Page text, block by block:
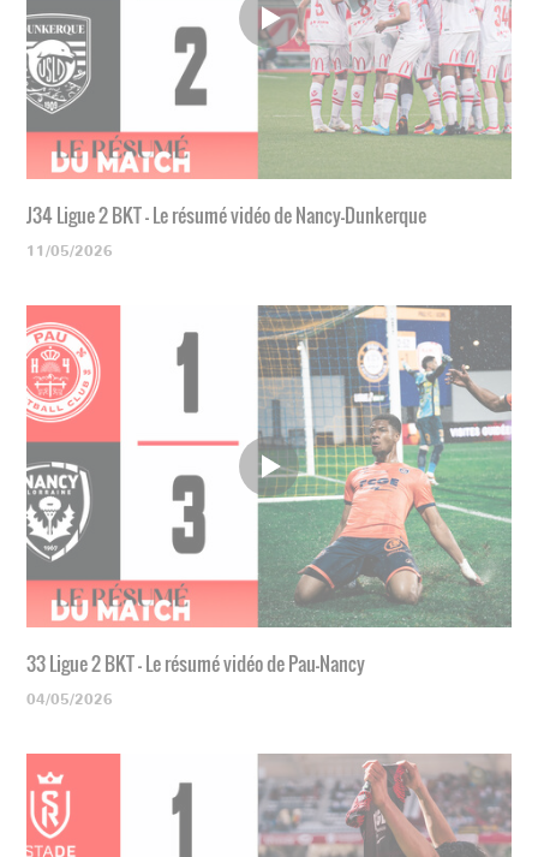
J34 Ligue 2 BKT - Le résumé vidéo de Nancy-Dunkerque
11/05/2026
33 Ligue 2 BKT - Le résumé vidéo de Pau-Nancy
04/05/2026